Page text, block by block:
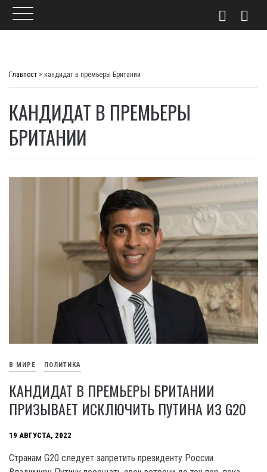
Главпост > кандидат в премьеры Британии
КАНДИДАТ В ПРЕМЬЕРЫ
БРИТАНИИ
В МИРЕ ПОЛИТИКА
КАНДИДАТ В ПРЕМЬЕРЫ БРИТАНИИ
ПРИЗЫВАЕТ ИСКЛЮЧИТЬ ПУТИНА ИЗ G20
19 АВГУСТА, 2022
Странам G20 следует запретить президенту России